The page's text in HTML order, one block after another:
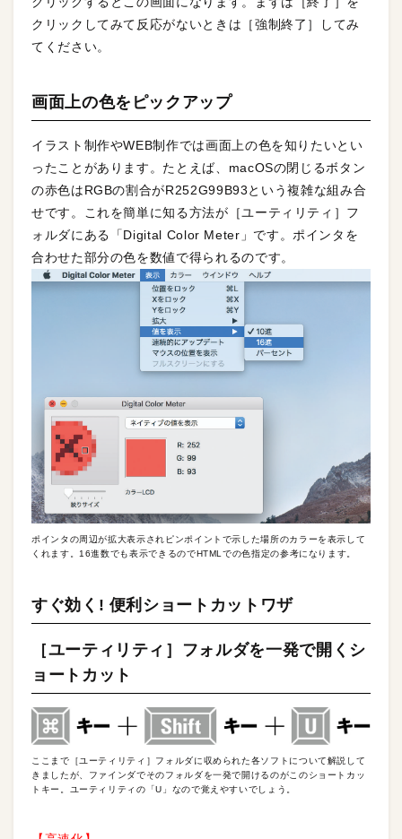
クリックしてみて反応がないときは［強制終了］してみ
てください。
画面上の色をピックアップ
イラスト制作やWEB制作では画面上の色を知りたいとい
ったことがあります。たとえば、macOSの閉じるボタン
の赤色はRGBの割合がR252G99B93という複雑な組み合
せです。これを簡単に知る方法が［ユーティリティ］フ
ォルダにある「Digital Color Meter」です。ポインタを
合わせた部分の色を数値で得られるのです。
ポインタの周辺が拡大表示されピンポイントで示した場所のカラーを表示して
くれます。16進数でも表示できるのでHTMLでの色指定の参考になります。
すぐ効く! 便利ショートカットワザ
［ユーティリティ］フォルダを一発で開くシ
ョートカット
ここまで［ユーティリティ］フォルダに収められた各ソフトについて解説して
きましたが、ファインダでそのフォルダを一発で開けるのがこのショートカッ
トキー。ユーティリティの「U」なので覚えやすいでしょう。